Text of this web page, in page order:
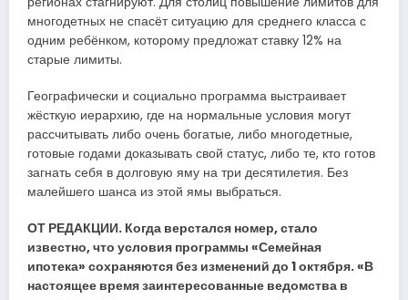
многодетных не спасёт ситуацию для среднего класса с
одним ребёнком, которому предложат ставку 12% на
старые лимиты.
Географически и социально программа выстраивает
жёсткую иерархию, где на нормальные условия могут
рассчитывать либо очень богатые, либо многодетные,
готовые годами доказывать свой статус, либо те, кто готов
загнать себя в долговую яму на три десятилетия. Без
малейшего шанса из этой ямы выбраться.
ОТ РЕДАКЦИИ. Когда верстался номер, стало
известно, что условия программы «Семейная
ипотека» сохраняются без изменений до 1 октября. «В
настоящее время заинтересованные ведомства в